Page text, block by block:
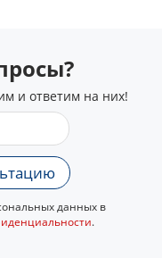
и ответим на них!
данных в
.